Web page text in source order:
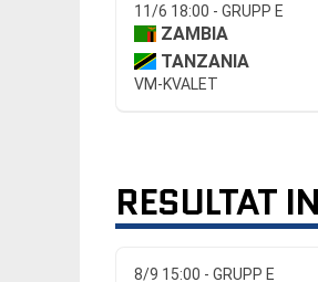
11/6 18:00 - GRUPP E
ZAMBIA
TANZANIA
VM-KVALET
RESULTAT
8/9 15:00 - GRUPP E